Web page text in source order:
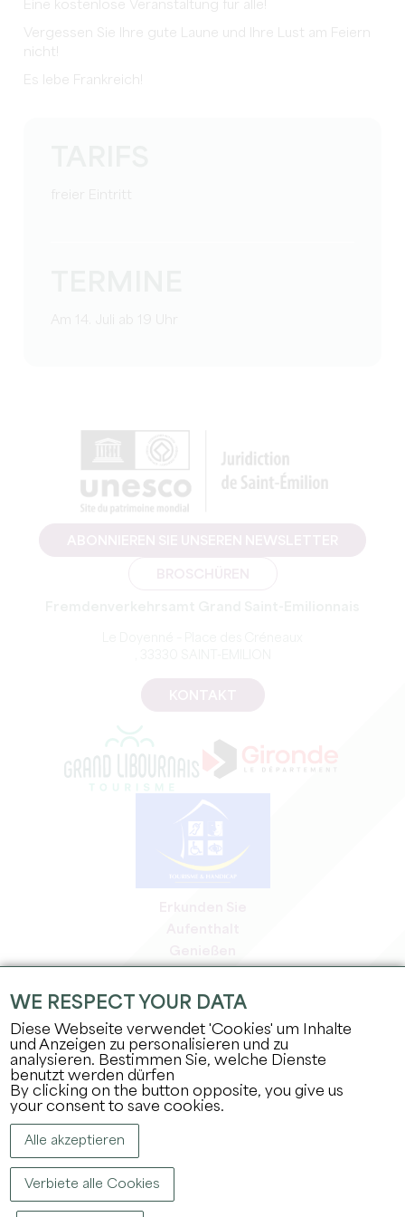
Eine kostenlose Veranstaltung für alle!
Vergessen Sie Ihre gute Laune und Ihre Lust am Feiern
nicht!
Es lebe Frankreich!
Profi-Bereich
Presse-Bereich
Jobs & Praktika
Rechtliche Informationen
Datenschutz
WE RESPECT YOUR DATA
Diese Webseite verwendet 'Cookies' um Inhalte
und Anzeigen zu personalisieren und zu
analysieren. Bestimmen Sie, welche Dienste
benutzt werden dürfen
By clicking on the button opposite, you give us
your consent to save cookies.
Alle akzeptieren
Verbiete alle Cookies